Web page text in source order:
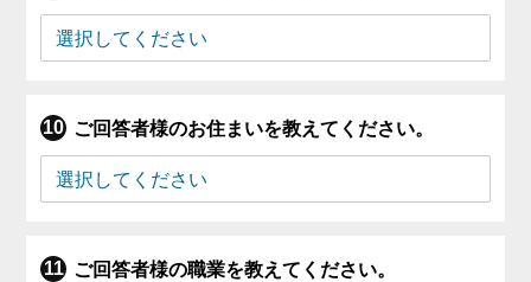
ご回答者様のお住まいを教えてください。
ご回答者様の職業を教えてください。